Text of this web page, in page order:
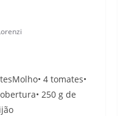
4 tomates•
250 g de